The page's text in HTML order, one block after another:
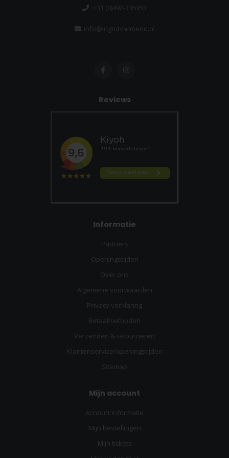
+31 (0)492-335353
info@ingridvanberlo.nl
Reviews
Informatie
Partners
Openingstijden
Over ons
Algemene voorwaarden
Privacy verklaring
Betaalmethoden
Verzenden & retourneren
Klantenservice/openingstijden
Sitemap
Mijn account
Account informatie
Mijn bestellingen
Mijn tickets